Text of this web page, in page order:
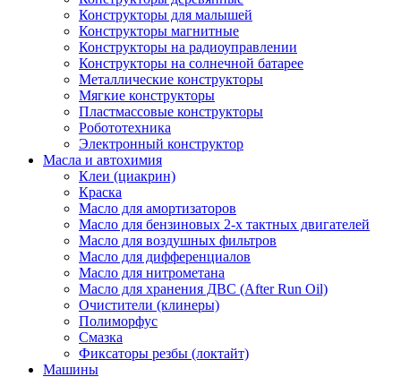
Конструкторы для малышей
Конструкторы магнитные
Конструкторы на радиоуправлении
Конструкторы на солнечной батарее
Металлические конструкторы
Мягкие конструкторы
Пластмассовые конструкторы
Робототехника
Электронный конструктор
Масла и автохимия
Клеи (циакрин)
Краска
Масло для амортизаторов
Масло для бензиновых 2-х тактных двигателей
Масло для воздушных фильтров
Масло для дифференциалов
Масло для нитрометана
Масло для хранения ДВС (After Run Oil)
Очистители (клинеры)
Полиморфус
Смазка
Фиксаторы резбы (локтайт)
Машины